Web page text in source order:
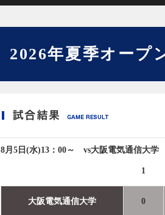
2026年夏季オー
8月5日(水)13：00～ vs大阪電気通信大
1
大阪電気通信大学 0